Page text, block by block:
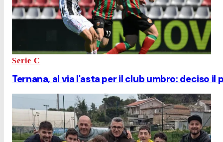
Serie C
Ternana, al via l'asta per il club umbro: deciso il